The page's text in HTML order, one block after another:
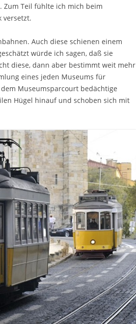
Zum Teil fühlte ich mich beim
versetzt.
Auch diese schienen einem
würde ich sagen, daß sie
diese, dann aber bestimmt weit mehr
eines jeden Museums für
Museumsparcourt bedächtige
Hügel hinauf und schoben sich mit